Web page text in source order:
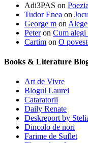
Adi3PAS on
Tudor Enea on
George m on
Peteron Cum alegi
Cartim on O
Books & Literature
Art de Vivre
Blogul Laurei
Cataratorii
Daily Renate
Deskreport by
Dincolo de nori
Farime de Suflet